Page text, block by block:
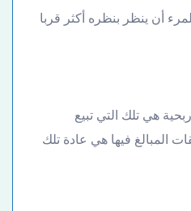
أن ينظر بنظره أكثر قربا
هي تلك التي تبيع
المبالغ فيها هي عادة تلك